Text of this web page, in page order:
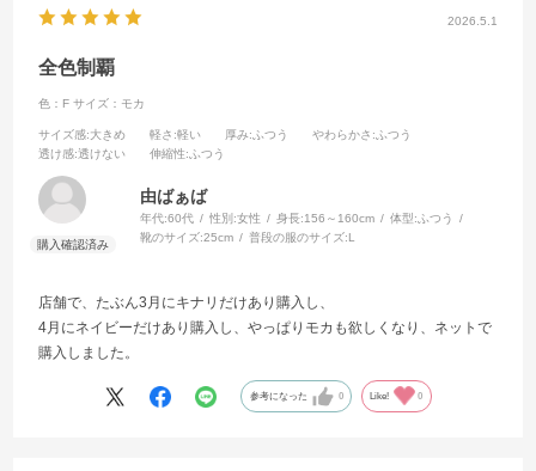
2026.5.1
全色制覇
色：F サイズ：モカ
サイズ感:大きめ 軽さ :軽い 厚み:ふつう やわらかさ :ふつう
透け感:透けない 伸縮性:ふつう
由ばぁば
年代:60代 性別:女性 身長:156～160cm 体型:ふつう
靴のサイズ:25cm 普段の服のサイズ: L
店舗で、たぶん3月にキナリだけあり購入し、
4月にネイビーだけあり購入し、やっぱりモカも欲しくなり、ネットで
購入しました。
参考になった 0 Like! 0